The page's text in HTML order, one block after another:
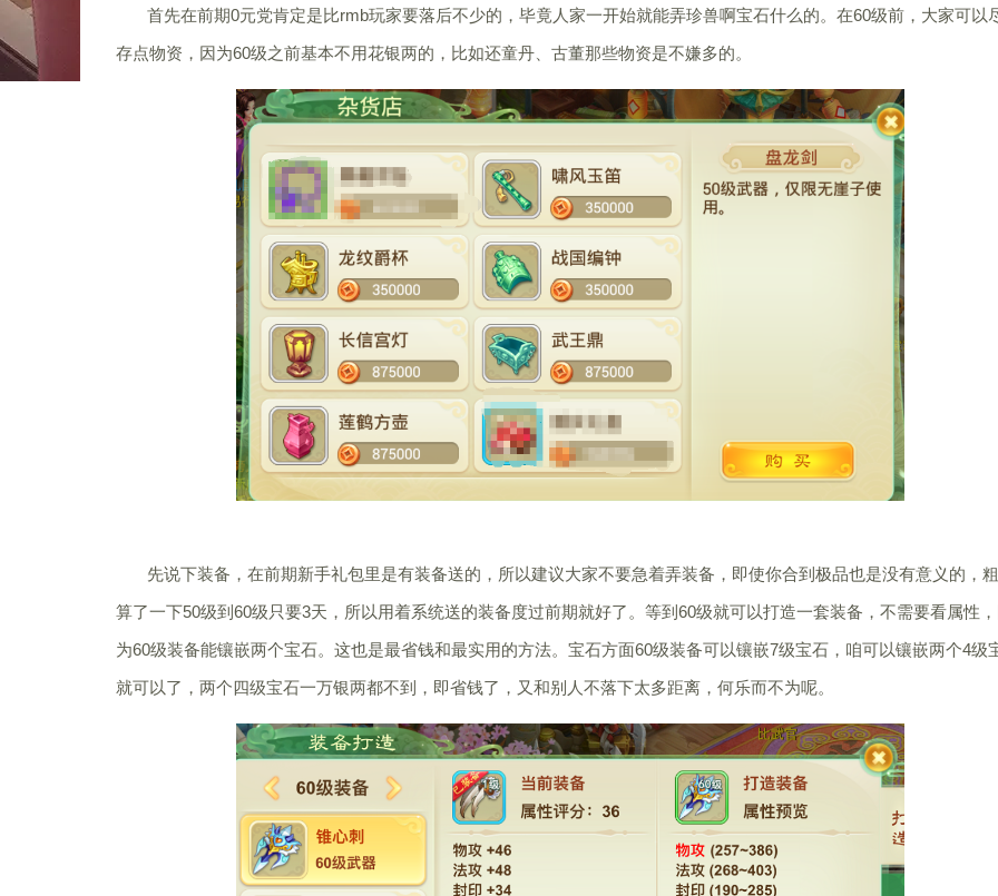
首先在前期0元党肯定是比rmb玩家要落后不少的，毕竟人家一开始就能弄珍兽啊宝石什么的。在60级前，大家可以
存点物资，因为60级之前基本不用花银两的，比如还童丹、古董那些物资是不嫌多的。
先说下装备，在前期新手礼包里是有装备送的，所以建议大家不要急着弄装备，即使你合到极品也是没有意义的，
算了一下50级到60级只要3天，所以用着系统送的装备度过前期就好了。等到60级就可以打造一套装备，不需要看属性，
为60级装备能镶嵌两个宝石。这也是最省钱和最实用的方法。宝石方面60级装备可以镶嵌7级宝石，咱可以镶嵌两个4级
就可以了，两个四级宝石一万银两都不到，即省钱了，又和别人不落下太多距离，何乐而不为呢。